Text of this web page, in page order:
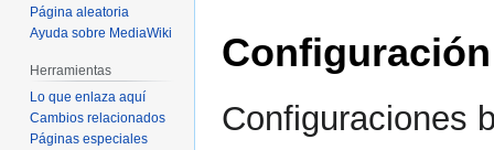
a
la
a
la
Configuraciones
Página aleatoria
Ayuda sobre MediaWiki
Herramientas
Lo que enlaza aquí
Cambios relacionados
Páginas especiales